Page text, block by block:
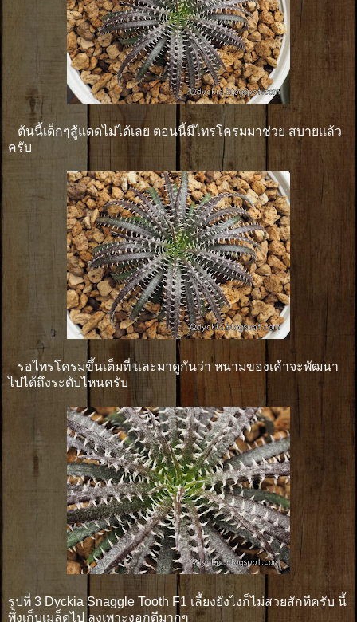
ต้นนี้เด็กๆสู้แดดไม่ได้เลย ตอนนี้มีไทรโครมมาช่วย สบายเเล้ว
ครับ
รอไทรโครมขึ้นเต็มที่ และมาดูกันว่า หนามของเค้าจะพัฒนา
ไปได้ถึงระดับไหนครับ
รูปที่ 3 Dyckia Snaggle Tooth F1 เลี้ยงยังไงก็ไม่สวยสักทีครับ นี้
พึ่งเก็บเมล็ดไป ลงเพาะงอกดีมากๆ